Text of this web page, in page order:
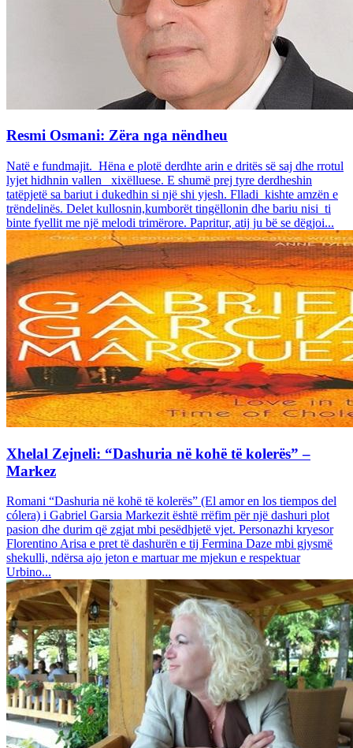
Resmi Osmani: Zëra nga nëndheu
Natë e fundmajit. Hëna e plotë derdhte arin e dritës së saj dhe rrotul
lyjet hidhnin vallen xixëlluese. E shumë prej tyre derdheshin
tatëpjetë sa bariut i dukedhin si një shi yjesh. Flladi kishte amzën e
trëndelinës. Delet kullosnin,kumborët tingëllonin dhe bariu nisi ti
binte fyellit me një melodi trimërore. Papritur, atij ju bë se dëgjoi...
Xhelal Zejneli: “Dashuria në kohë të kolerës” –
Markez
Romani “Dashuria në kohë të kolerës” (El amor en los tiempos del
cólera) i Gabriel Garsia Markezit është rrëfim për një dashuri plot
pasion dhe durim që zgjat mbi pesëdhjetë vjet. Personazhi kryesor
Florentino Arisa e pret të dashurën e tij Fermina Daze mbi gjysmë
shekulli, ndërsa ajo jeton e martuar me mjekun e respektuar
Urbino...